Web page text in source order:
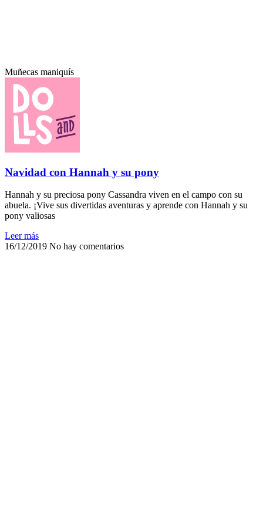
Muñecas maniquís
Navidad con Hannah y su pony
Hannah y su preciosa pony Cassandra viven en el campo con su
abuela. ¡Vive sus divertidas aventuras y aprende con Hannah y su
pony valiosas
Leer más
16/12/2019 No hay comentarios